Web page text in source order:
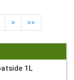
> >>
1L